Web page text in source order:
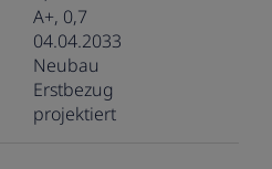
A+, 0,7
04.04.2033
Neubau
Erstbezug
projektiert